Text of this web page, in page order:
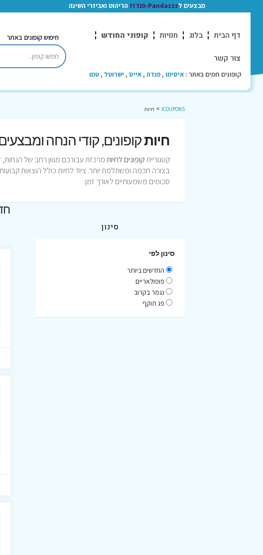
מבצעים לPandazzz-פנדזז הריהוט ואביזרי השינה
דף הבית בלוג חנויות קופוני החודש
צור קשר
קופונים חמים באתר : איסימו ,פנדה ,אייס , ישרוטל ,טמו
חיפוש קופונים באתר
ICOUPONS
> חיות
חיותקופונים, קודי הנחה
קטגורייתקופונים לחיותמרכזת עבורכם מגוון רחב של הנחות,
בצורה חכמה ומשתלמת יותר. ציוד לחיות כולל הוצאות
סכומים משמעותיים לאורך זמן.
סינון
סינון לפי
החדשים ביותר
פופולאריים
נגמר בקרוב
פג תוקף